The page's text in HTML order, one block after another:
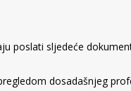
poslati sljedeće
dosadašnjeg